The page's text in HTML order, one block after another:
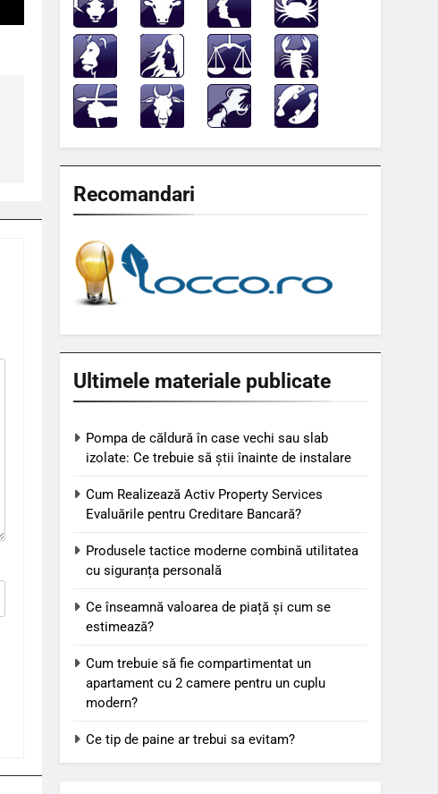
Recomandari
Ultimele materiale publicate
Pompa de căldură în case vechi sau slab
izolate: Ce trebuie să știi înainte de instalare
Cum Realizează Activ Property Services
Evaluările pentru Creditare Bancară?
Produsele tactice moderne combină utilitatea
cu siguranța personală
Ce înseamnă valoarea de piață și cum se
estimează?
Cum trebuie să fie compartimentat un
apartament cu 2 camere pentru un cuplu
modern?
Ce tip de paine ar trebui sa evitam?